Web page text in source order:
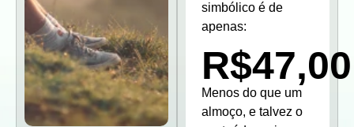
simbólico é de
apenas:
R$47,00
Menos do que um
almoço, e talvez o